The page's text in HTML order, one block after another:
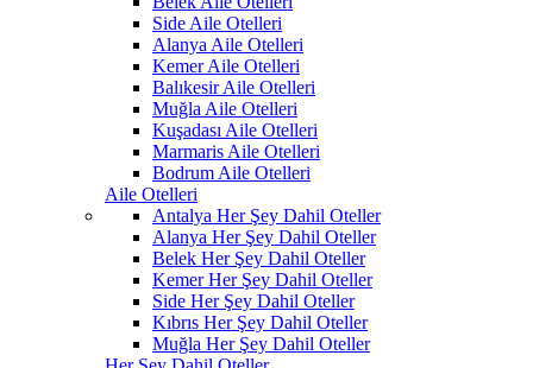
Side Aile Otelleri
Alanya Aile Otelleri
Kemer Aile Otelleri
Balıkesir Aile Otelleri
Muğla Aile Otelleri
Kuşadası Aile Otelleri
Marmaris Aile Otelleri
Bodrum Aile Otelleri
Aile Otelleri
Antalya Her Şey Dahil Oteller
Alanya Her Şey Dahil Oteller
Belek Her Şey Dahil Oteller
Kemer Her Şey Dahil Oteller
Side Her Şey Dahil Oteller
Kıbrıs Her Şey Dahil Oteller
Muğla Her Şey Dahil Oteller